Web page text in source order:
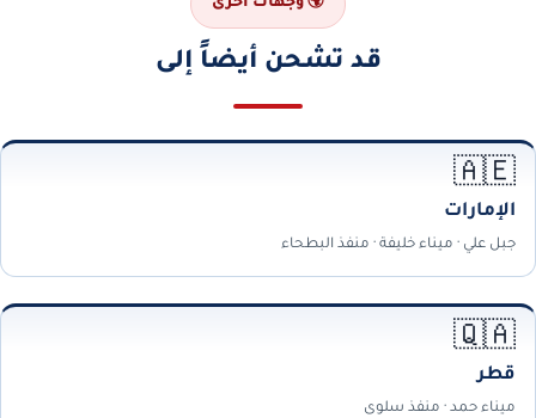
قد تشحن أيضاً إلى
🇦🇪
الإمارات
جبل علي · ميناء خليفة · منفذ البطحاء
🇶🇦
قطر
ميناء حمد · منفذ سلوى